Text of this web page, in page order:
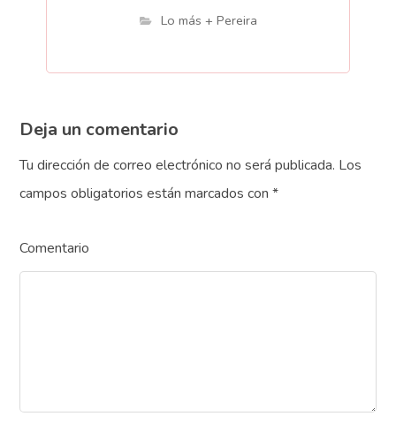
Lo más + Pereira
Deja un comentario
Tu dirección de correo electrónico no será publicada. Los
campos obligatorios están marcados con*
Comentario